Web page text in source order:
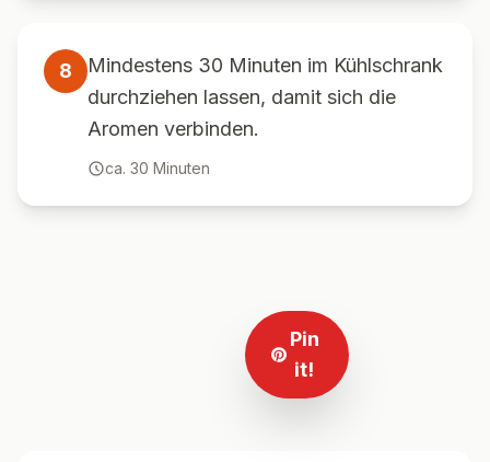
8
Mindestens 30 Minuten im Kühlschrank
durchziehen lassen, damit sich die
Aromen verbinden.
ca. 30 Minuten